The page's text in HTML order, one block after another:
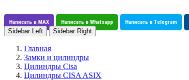
Написать в MAX Написать в Whatsapp Написать в Telegram
Sidebar Left Sidebar Right
Главная
Замки и цилиндры
Цилиндры Сisa
Цилиндры CISA ASIX